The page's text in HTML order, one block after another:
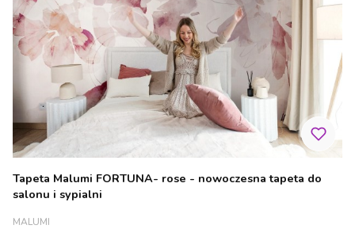
Tapeta Malumi FORTUNA- rose - nowoczesna tapeta do
salonu i sypialni
PRODUCENT
MALUMI